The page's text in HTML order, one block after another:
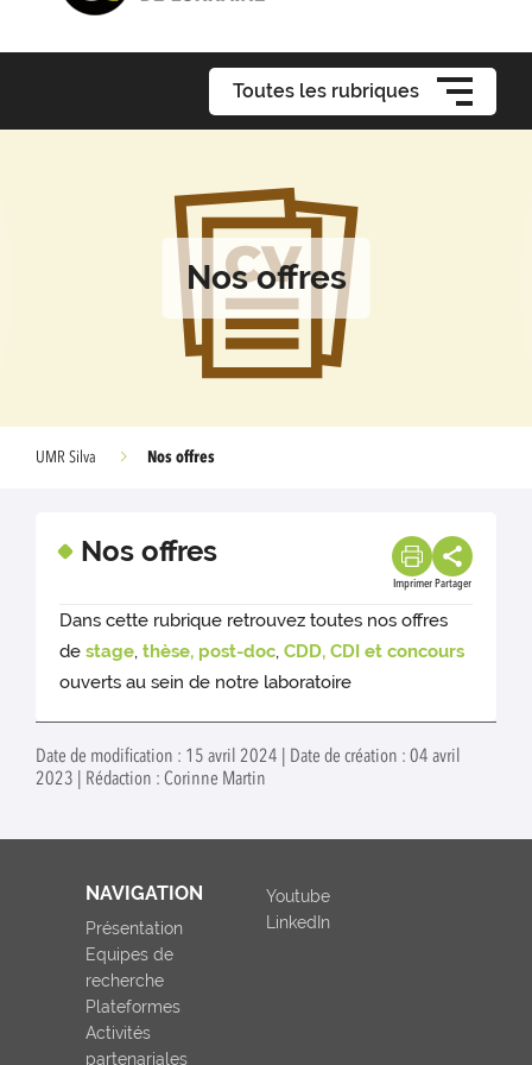
Toutes les rubriques
Nos offres
UMR Silva Nos offres
Nos offres
Imprimer Partager
Dans cette rubrique retrouvez toutes nos offres
destage,thèse, post-doc,CDD, CDI et concours
ouverts au sein de notre laboratoire
Date de modification : 15 avril 2024 | Date de création : 04 avril
2023 | Rédaction : Corinne Martin
NAVIGATION
Présentation
Equipes de
recherche
Plateformes
Activités
partenariales
Youtube
LinkedIn